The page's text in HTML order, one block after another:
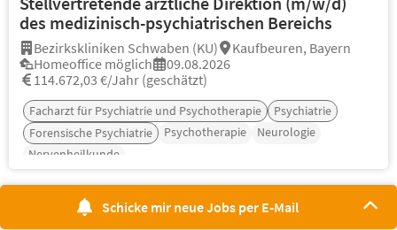
des medizinisch-psychiatrischen Bereichs
Bezirkskliniken Schwaben (KU)
Kaufbeuren, Bayern
Homeoffice möglich
09.08.2026
114.672,03 €/Jahr (geschätzt)
Facharzt für Psychiatrie und Psychotherapie
Psychiatrie
Forensische Psychiatrie
Psychotherapie
Neurologie
Nervenheilkunde
Schicke mir neue Jobs per E-Mail